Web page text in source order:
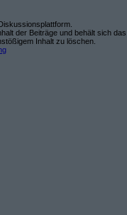
der Beiträge und behält sich das
Inhalt zu löschen.